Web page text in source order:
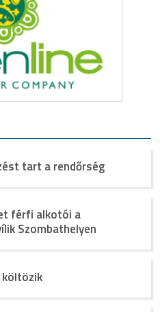
tart a rendőrség
férfi alkotói a
Szombathelyen
költözik